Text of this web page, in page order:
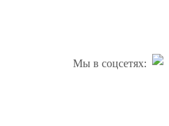
Мы в соцсетях: